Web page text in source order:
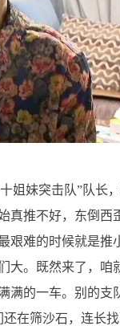
姐妹突击队”队长
推不好，东倒西
难的时候就是推
大。既然来了，咱
满的一车。别的支
在筛沙石，连长